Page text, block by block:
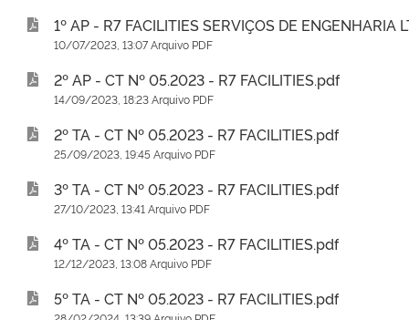
1º AP - R7 FACILITIES SERVIÇOS DE ENGENHARIA
10/07/2023, 13:07 Arquivo PDF
2º AP - CT Nº 05.2023 - R7 FACILITIES.pdf
14/09/2023, 18:23 Arquivo PDF
2º TA - CT Nº 05.2023 - R7 FACILITIES.pdf
25/09/2023, 19:45 Arquivo PDF
3º TA - CT Nº 05.2023 - R7 FACILITIES.pdf
27/10/2023, 13:41 Arquivo PDF
4º TA - CT Nº 05.2023 - R7 FACILITIES.pdf
12/12/2023, 13:08 Arquivo PDF
5º TA - CT Nº 05.2023 - R7 FACILITIES.pdf